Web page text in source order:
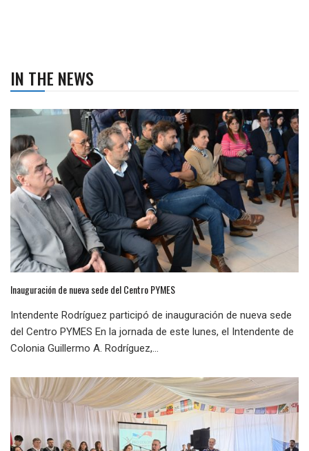
IN THE NEWS
Inauguración de nueva sede del Centro PYMES
Intendente Rodríguez participó de inauguración de nueva sede
del Centro PYMES En la jornada de este lunes, el Intendente de
Colonia Guillermo A. Rodríguez,...